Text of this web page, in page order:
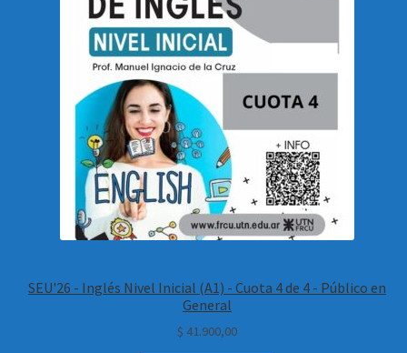
SEU'26 - Inglés Nivel Inicial (A1) - Cuota 4 de 4 - Público en
General
$ 41.900,00